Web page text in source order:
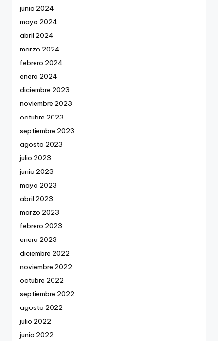
junio 2024
mayo 2024
abril 2024
marzo 2024
febrero 2024
enero 2024
diciembre 2023
noviembre 2023
octubre 2023
septiembre 2023
agosto 2023
julio 2023
junio 2023
mayo 2023
abril 2023
marzo 2023
febrero 2023
enero 2023
diciembre 2022
noviembre 2022
octubre 2022
septiembre 2022
agosto 2022
julio 2022
junio 2022